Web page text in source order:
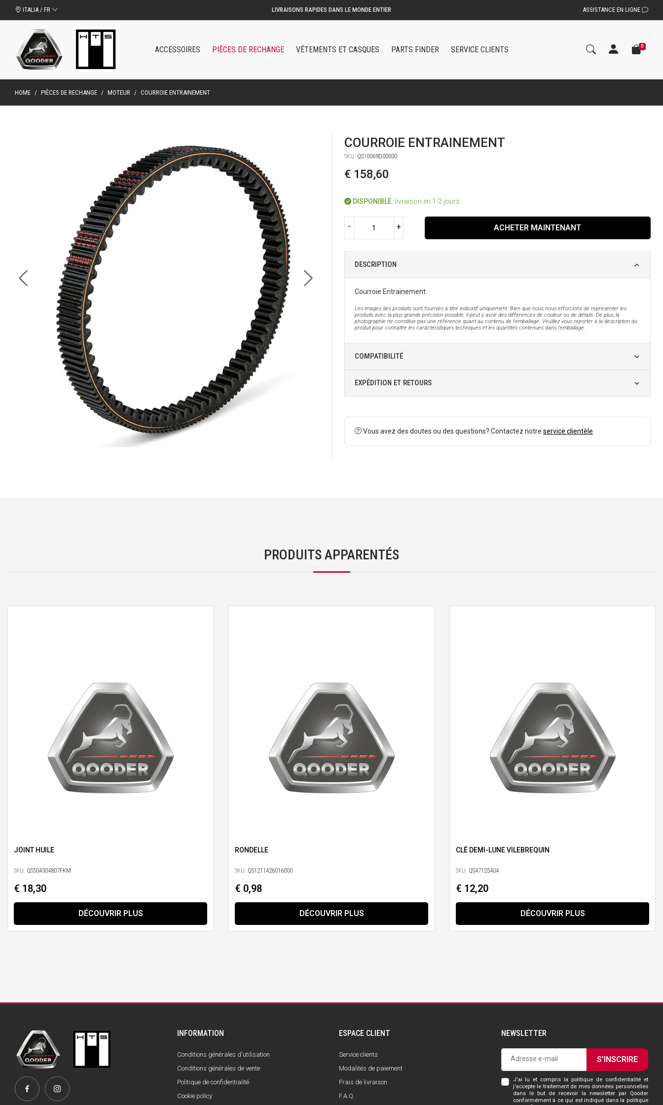
ITALIA / FR ACCESSOIRES ET PIÈCES DÉTACHÉES D'ORIGINE QOODER ASSISTANCE EN LIGNE
ACCESSOIRES PIÈCES DE RECHANGE VÊTEMENTS ET CASQUES PARTS FINDER SERVICE CLIENTS 0
HOME / PIÈCES DE RECHANGE / MOTEUR / COURROIE ENTRAINEMENT
COURROIE ENTRAINEMENT
SKU: QS10069D00000
€ 158,60
DISPONIBLE: livraison en 1-2 jours
- + ACHETER MAINTENANT
DESCRIPTION
Courroie Entrainement
Les images des produits sont fournies à titre indicatif uniquement. Bien que nous nous efforcions de représenter les
produits avec la plus grande précision possible, il peut y avoir des différences de couleur ou de détails. De plus, la
photographie ne constitue pas une référence quant au contenu de l'emballage. Veuillez vous reporter à la description du
produit pour connaître les caractéristiques techniques et les quantités contenues dans l'emballage.
COMPATIBILITÉ
EXPÉDITION ET RETOURS
Vous avez des doutes ou des questions? Contactez notre service clientèle
PRODUITS APPARENTÉS
JOINT HUILE
SKU: QS504304807FKM
€ 18,30
DÉCOUVRIR PLUS
RONDELLE
SKU: QS1211426016000
€ 0,98
DÉCOUVRIR PLUS
CLÉ DEMI-LUNE VILEBREQUIN
SKU: QS47125404
€ 12,20
DÉCOUVRIR PLUS
INFORMATION
Conditions générales d'utilisation
Conditions générales de vente
Politique de confidentialité
Cookie policy
ESPACE CLIENT
Service clients
Modalités de paiement
Frais de livraison
F.A.Q.
NEWSLETTER
S'INSCRIRE
J'ai lu et compris la politique de confidentialité et
j'accepte le traitement de mes données personnelles
dans le but de recevoir la newsletter par Qooder
conformément à ce qui est indiqué dans la politique